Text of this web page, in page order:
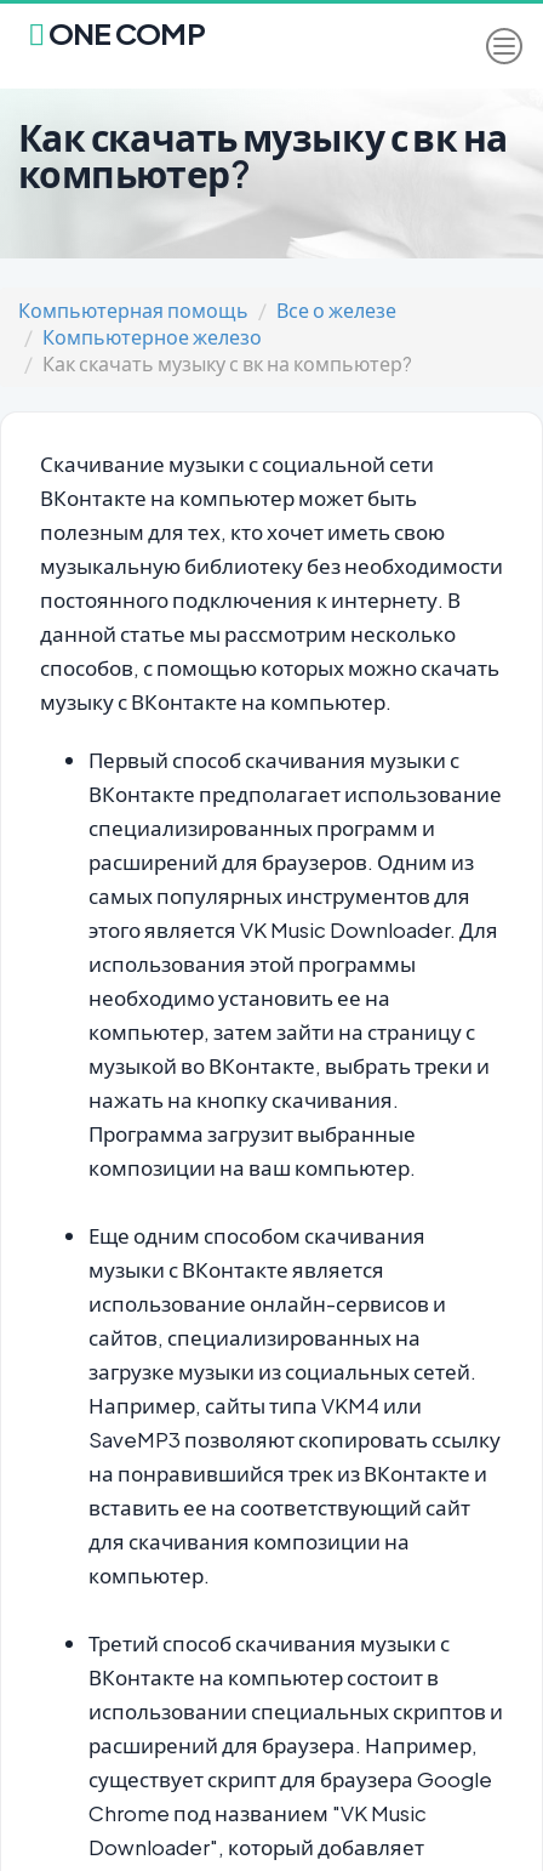
ONE COMP
Как скачать музыку с вк на
компьютер?
Компьютерная помощь
Все о железе
Компьютерное железо
Как скачать музыку с вк на компьютер?
Скачивание музыки с социальной сети
ВКонтакте на компьютер может быть
полезным для тех, кто хочет иметь свою
музыкальную библиотеку без необходимости
постоянного подключения к интернету. В
данной статье мы рассмотрим несколько
способов, с помощью которых можно скачать
музыку с ВКонтакте на компьютер.
Первый способ скачивания музыки с
ВКонтакте предполагает использование
специализированных программ и
расширений для браузеров. Одним из
самых популярных инструментов для
этого является VK Music Downloader. Для
использования этой программы
необходимо установить ее на
компьютер, затем зайти на страницу с
музыкой во ВКонтакте, выбрать треки и
нажать на кнопку скачивания.
Программа загрузит выбранные
композиции на ваш компьютер.
Еще одним способом скачивания
музыки с ВКонтакте является
использование онлайн-сервисов и
сайтов, специализированных на
загрузке музыки из социальных сетей.
Например, сайты типа VKM4 или
SaveMP3 позволяют скопировать ссылку
на понравившийся трек из ВКонтакте и
вставить ее на соответствующий сайт
для скачивания композиции на
компьютер.
Третий способ скачивания музыки с
ВКонтакте на компьютер состоит в
использовании специальных скриптов и
расширений для браузера. Например,
существует скрипт для браузера Google
Chrome под названием "VK Music
Downloader", который добавляет